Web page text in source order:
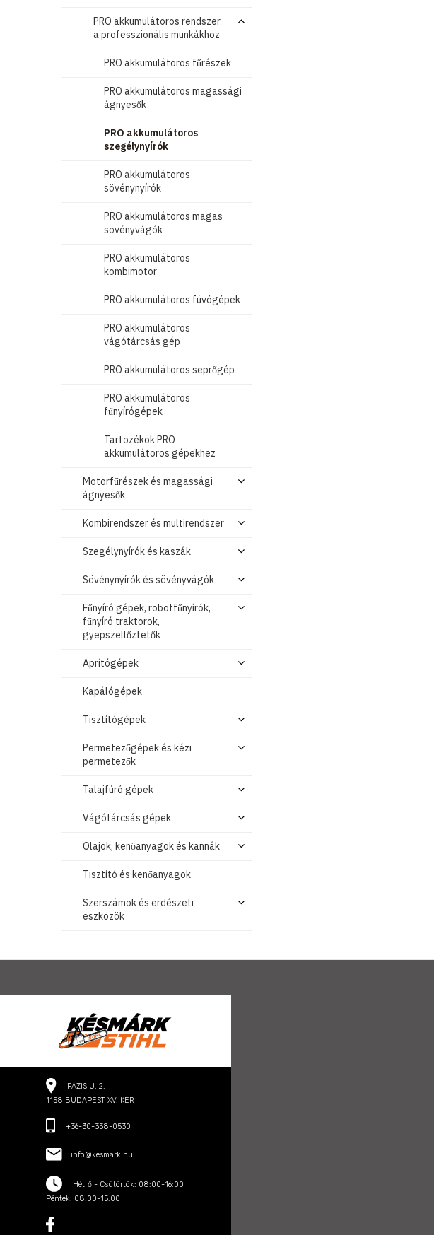
PRO akkumulátoros rendszer
a professzionális munkákhoz
PRO akkumulátoros fűrészek
PRO akkumulátoros magassági
ágnyesők
PRO akkumulátoros
szegélynyírók
PRO akkumulátoros
sövénynyírók
PRO akkumulátoros magas
sövényvágók
PRO akkumulátoros
kombimotor
PRO akkumulátoros fúvógépek
PRO akkumulátoros
vágótárcsás gép
PRO akkumulátoros seprőgép
PRO akkumulátoros
fűnyírógépek
Tartozékok PRO
akkumulátoros gépekhez
Motorfűrészek és magassági
ágnyesők
Kombirendszer és multirendszer
Szegélynyírók és kaszák
Sövénynyírók és sövényvágók
Fűnyíró gépek, robotfűnyírók,
fűnyíró traktorok,
gyepszellőztetők
Aprítógépek
Kapálógépek
Tisztítógépek
Permetezőgépek és kézi
permetezők
Talajfúró gépek
Vágótárcsás gépek
Olajok, kenőanyagok és kannák
Tisztító és kenőanyagok
Szerszámok és erdészeti
eszközök
FÁZIS U. 2.
1158 BUDAPEST XV. KER
+36-30-338-0530
info@kesmark.hu
Hétfő - Csütörtök: 08:00-16:00
Péntek: 08:00-15:00